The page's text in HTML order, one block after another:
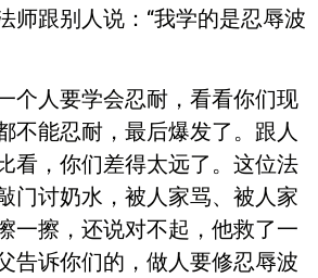
师跟别人说：“我学的是忍辱波
个人要学会忍耐，看看你们现
不能忍耐，最后爆发了。跟人
看，你们差得太远了。这位法
门讨奶水，被人家骂、被人家
一擦，还说对不起，他救了一
告诉你们的，做人要修忍辱波